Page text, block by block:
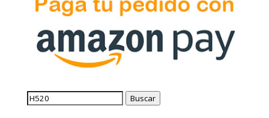
Buscar
Buscar